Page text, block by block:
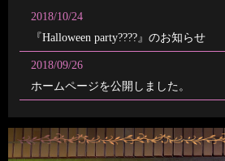
2018/10/24
『Halloween party????』のお知らせ
2018/09/26
ホームページを公開しました。